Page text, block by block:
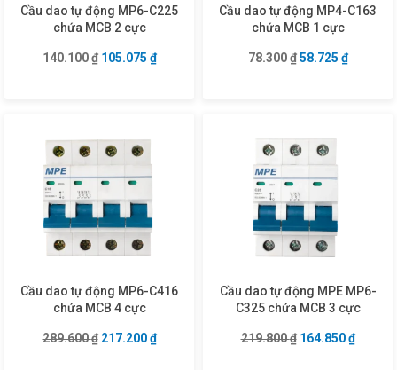
Cầu dao tự động MP6-C225
chứa MCB 2 cực
140.100₫ Giá gốc là: 140.100 ₫.
105.075 ₫Giá hiện tại là: 105.075 ₫.
Cầu dao tự động MP4-C163
chứa MCB 1 cực
78.300₫ Giá gốc là:
58.725 ₫Giá hiện
Cầu dao tự động MP6-C416
chứa MCB 4 cực
289.600₫ Giá gốc là: 289.600 ₫.
217.200₫Giá hiện tại là: 217.200 ₫.
Cầu dao tự động MPE MP6-
C325 chứa MCB 3 cực
219.800₫ Giá gốc là:
164.850₫Giá